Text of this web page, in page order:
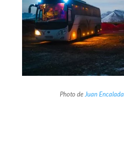
Photo de Juan Encalada